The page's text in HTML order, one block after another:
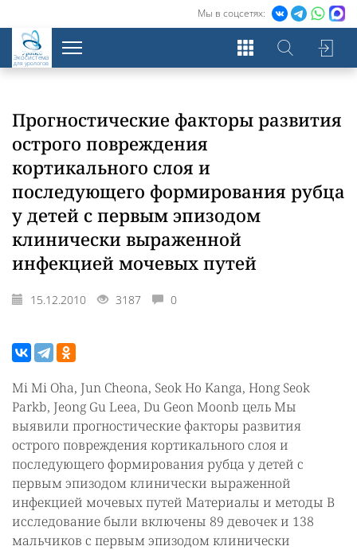
Мы в соцсетях:
Экосистема
для урологов
Прогностические факторы развития
острого повреждения
кортикального слоя и
последующего формирования рубца
у детей с первым эпизодом
клинически выраженной
инфекцией мочевых путей
15.12.2010 3187 0
Mi Mi Oha, Jun Cheona, Seok Ho Kanga, Hong Seok
Parkb, Jeong Gu Leea, Du Geon Moonb цель Мы
выявили прогностические факторы развития
острого повреждения кортикального слоя и
последующего формирования рубца у детей с
первым эпизодом клинически выраженной
инфекцией мочевых путей Материалы и методы В
исследование были включены 89 девочек и 138
мальчиков с первым эпизодом клинически